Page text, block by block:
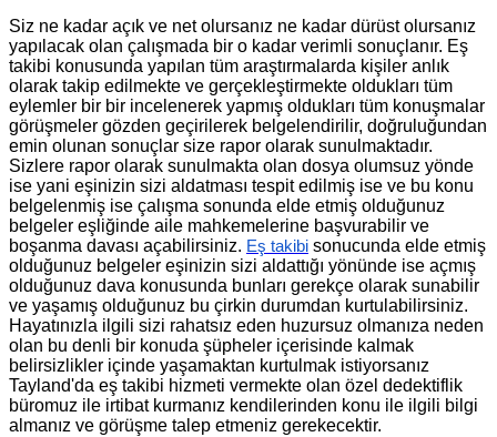
Siz ne kadar açık ve net olursanız ne kadar dürüst olursanız
yapılacak olan çalışmada bir o kadar verimli sonuçlanır. Eş
takibi konusunda yapılan tüm araştırmalarda kişiler anlık
olarak takip edilmekte ve gerçekleştirmekte oldukları tüm
eylemler bir bir incelenerek yapmış oldukları tüm konuşmalar
görüşmeler gözden geçirilerek belgelendirilir, doğruluğundan
emin olunan sonuçlar size rapor olarak sunulmaktadır.
Sizlere rapor olarak sunulmakta olan dosya olumsuz yönde
ise yani eşinizin sizi aldatması tespit edilmiş ise ve bu konu
belgelenmiş ise çalışma sonunda elde etmiş olduğunuz
belgeler eşliğinde aile mahkemelerine başvurabilir ve
boşanma davası açabilirsiniz. Eş takibi sonucunda elde etmiş
olduğunuz belgeler eşinizin sizi aldattığı yönünde ise açmış
olduğunuz dava konusunda bunları gerekçe olarak sunabilir
ve yaşamış olduğunuz bu çirkin durumdan kurtulabilirsiniz.
Hayatınızla ilgili sizi rahatsız eden huzursuz olmanıza neden
olan bu denli bir konuda şüpheler içerisinde kalmak
belirsizlikler içinde yaşamaktan kurtulmak istiyorsanız
Tayland'da eş takibi hizmeti vermekte olan özel dedektiflik
büromuz ile irtibat kurmanız kendilerinden konu ile ilgili bilgi
almanız ve görüşme talep etmeniz gerekecektir.